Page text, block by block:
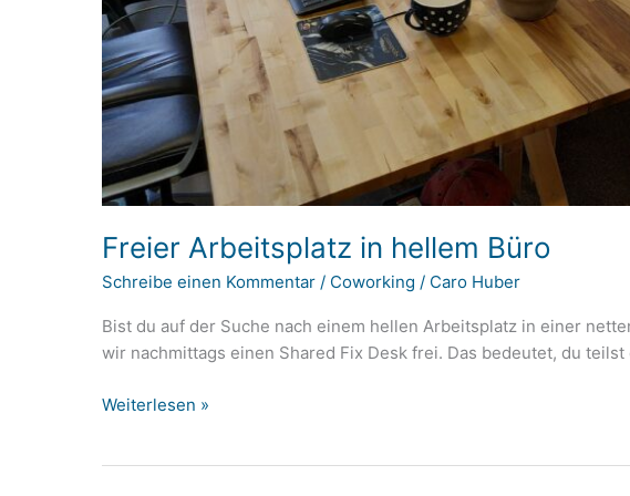
Freier Arbeitsplatz in hellem Büro
Schreibe einen Kommentar / Coworking / Caro Huber
Bist du auf der Suche nach einem hellen Arbeitsplatz in einer
wir nachmittags einen Shared Fix Desk frei. Das bedeutet, du
Freier
Weiterlesen »